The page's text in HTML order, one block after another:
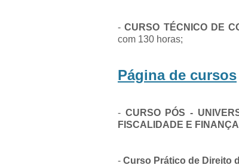
-CURSO TÉCNICO DE
com 130 horas;
Página de cursos
- CURSO PÓS -
FISCALIDADE E
- Curso Prático de Direito